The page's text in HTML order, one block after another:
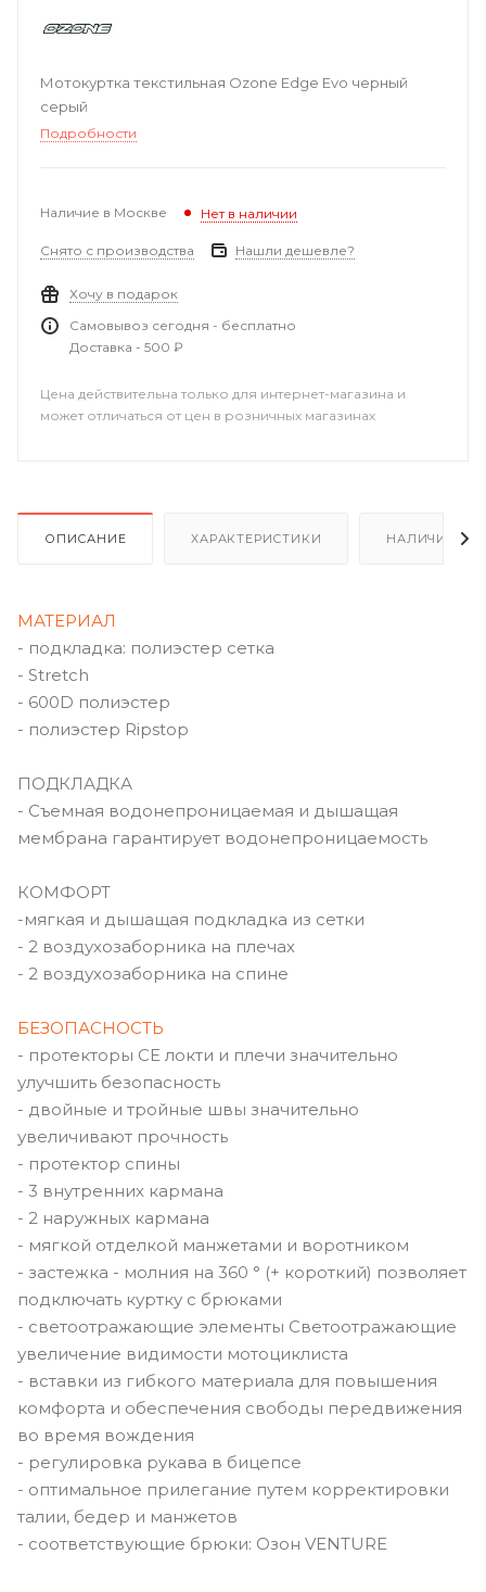
Мотокуртка текстильная Ozone Edge Evo черный
серый
Подробности
Наличие в Москве Нет в наличии
Снято с производства Нашли дешевле?
Хочу в подарок
Самовывоз сегодня - бесплатно
Доставка - 500 ₽
Цена действительна только для интернет-магазина и
может отличаться от цен в розничных магазинах
ОПИСАНИЕ ХАРАКТЕРИСТИКИ НАЛИЧИЕ
МАТЕРИАЛ
- подкладка: полиэстер сетка
- Stretch
- 600D полиэстер
- полиэстер Ripstop
ПОДКЛАДКА
- Съемная водонепроницаемая и дышащая
мембрана гарантирует водонепроницаемость
КОМФОРТ
-мягкая и дышащая подкладка из сетки
- 2 воздухозаборника на плечах
- 2 воздухозаборника на спине
БЕЗОПАСНОСТЬ
- протекторы CE локти и плечи значительно
улучшить безопасность
- двойные и тройные швы значительно
увеличивают прочность
- протектор спины
- 3 внутренних кармана
- 2 наружных кармана
- мягкой отделкой манжетами и воротником
- застежка - молния на 360 ° (+ короткий) позволяет
подключать куртку с брюками
- светоотражающие элементы Светоотражающие
увеличение видимости мотоциклиста
- вставки из гибкого материала для повышения
комфорта и обеспечения свободы передвижения
во время вождения
- регулировка рукава в бицепсе
- оптимальное прилегание путем корректировки
талии, бедер и манжетов
- соответствующие брюки: Озон VENTURE